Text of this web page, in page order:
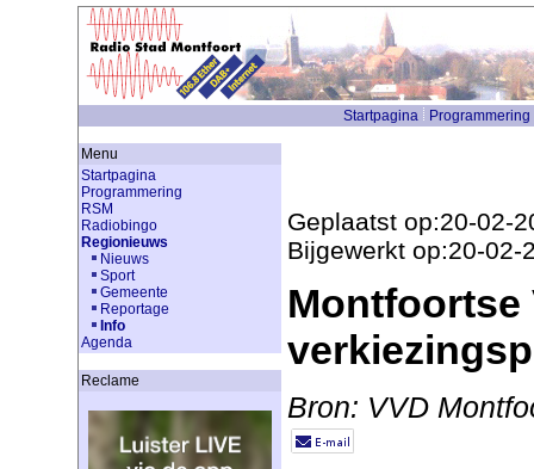
Startpagina Programmering
Menu
Startpagina
Programmering
RSM
Radiobingo
Regionieuws
Nieuws
Sport
Gemeente
Reportage
Info
Agenda
Reclame
Geplaatst op:20-02-
Bijgewerkt op:20-02-
Montfoortse
Bron: VVD